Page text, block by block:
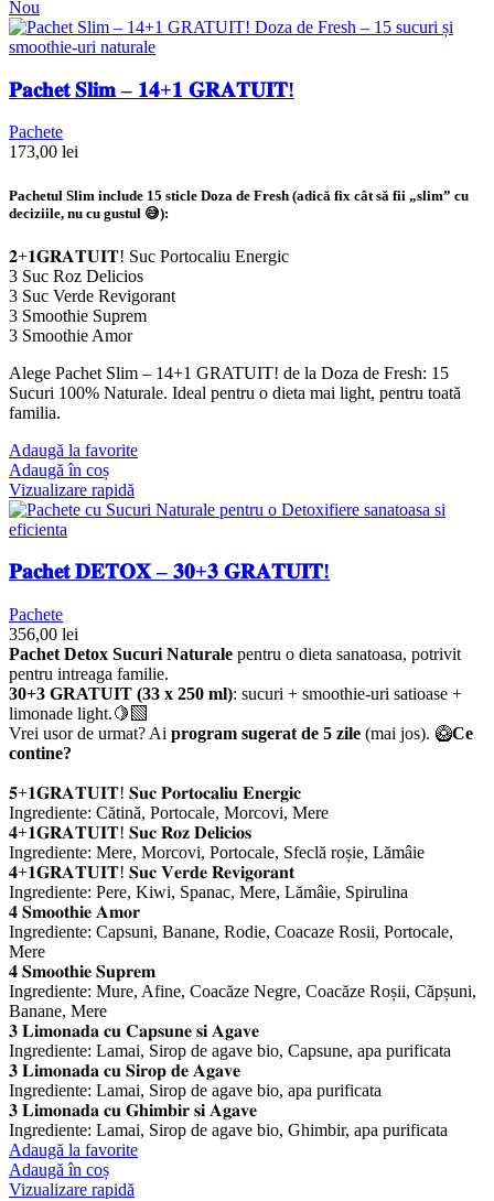
Nou
𝐏𝐚𝐜𝐡𝐞𝐭 𝐒𝐥𝐢𝐦 – 𝟏𝟒+𝟏 𝐆𝐑𝐀𝐓𝐔𝐈𝐓!
Pachete
173,00 lei
Pachetul Slim include 15 sticle Doza de Fresh (adică fix cât să fii „slim” cu
deciziile, nu cu gustul 😅):
𝟐+𝟏𝐆𝐑𝐀𝐓𝐔𝐈𝐓! Suc Portocaliu Energic
3 Suc Roz Delicios
3 Suc Verde Revigorant
3 Smoothie Suprem
3 Smoothie Amor
Alege Pachet Slim – 14+1 GRATUIT! de la Doza de Fresh: 15
Sucuri 100% Naturale. Ideal pentru o dieta mai light, pentru toată
familia.
Adaugă la favorite
Adaugă în coș
Vizualizare rapidă
𝐏𝐚𝐜𝐡𝐞𝐭 𝐃𝐄𝐓𝐎𝐗 – 𝟑𝟎+𝟑 𝐆𝐑𝐀𝐓𝐔𝐈𝐓!
Pachete
356,00 lei
Pachet Detox Sucuri Naturale pentru o dieta sanatoasa, potrivit
pentru intreaga familie.
30+3 GRATUIT (33 x 250 ml): sucuri + smoothie-uri satioase +
limonade light.🍋‍🟩
Vrei usor de urmat? Ai program sugerat de 5 zile (mai jos). 🥝Ce
contine?
𝟓+𝟏𝐆𝐑𝐀𝐓𝐔𝐈𝐓! 𝐒𝐮𝐜 𝐏𝐨𝐫𝐭𝐨𝐜𝐚𝐥𝐢𝐮 𝐄𝐧𝐞𝐫𝐠𝐢𝐜
Ingrediente: Cătină, Portocale, Morcovi, Mere
𝟒+𝟏𝐆𝐑𝐀𝐓𝐔𝐈𝐓! 𝐒𝐮𝐜 𝐑𝐨𝐳 𝐃𝐞𝐥𝐢𝐜𝐢𝐨𝐬
Ingrediente: Mere, Morcovi, Portocale, Sfeclă roșie, Lămâie
𝟒+𝟏𝐆𝐑𝐀𝐓𝐔𝐈𝐓! 𝐒𝐮𝐜 𝐕𝐞𝐫𝐝𝐞 𝐑𝐞𝐯𝐢𝐠𝐨𝐫𝐚𝐧𝐭
Ingrediente: Pere, Kiwi, Spanac, Mere, Lămâie, Spirulina
𝟒 𝐒𝐦𝐨𝐨𝐭𝐡𝐢𝐞 𝐀𝐦𝐨𝐫
Ingrediente: Capsuni, Banane, Rodie, Coacaze Rosii, Portocale,
Mere
𝟒 𝐒𝐦𝐨𝐨𝐭𝐡𝐢𝐞 𝐒𝐮𝐩𝐫𝐞𝐦
Ingrediente: Mure, Afine, Coacăze Negre, Coacăze Roșii, Căpșuni,
Banane, Mere
𝟑 𝐋𝐢𝐦𝐨𝐧𝐚𝐝𝐚 𝐜𝐮 𝐂𝐚𝐩𝐬𝐮𝐧𝐞 𝐬𝐢 𝐀𝐠𝐚𝐯𝐞
Ingrediente: Lamai, Sirop de agave bio, Capsune, apa purificata
𝟑 𝐋𝐢𝐦𝐨𝐧𝐚𝐝𝐚 𝐜𝐮 𝐒𝐢𝐫𝐨𝐩 𝐝𝐞 𝐀𝐠𝐚𝐯𝐞
Ingrediente: Lamai, Sirop de agave bio, apa purificata
𝟑 𝐋𝐢𝐦𝐨𝐧𝐚𝐝𝐚 𝐜𝐮 𝐆𝐡𝐢𝐦𝐛𝐢𝐫 𝐬𝐢 𝐀𝐠𝐚𝐯𝐞
Ingrediente: Lamai, Sirop de agave bio, Ghimbir, apa purificata
Adaugă la favorite
Adaugă în coș
Vizualizare rapidă